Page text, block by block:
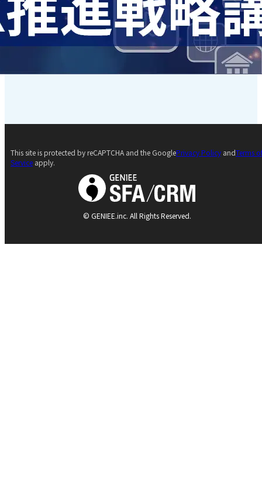
© GENIEE.inc. All Rights Reserved.
This site is protected by reCAPTCHA and the GooglePrivacy Policy andTerms
Service apply.